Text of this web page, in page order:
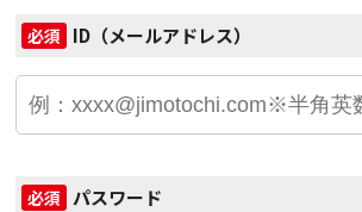
必須 ID（メールアドレス）
必須 パスワード